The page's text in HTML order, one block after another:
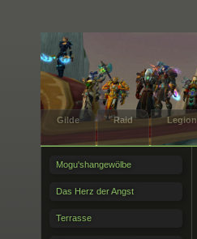
Gilde Raid Legion
Mogu'shangewölbe
Das Herz der Angst
Terrasse